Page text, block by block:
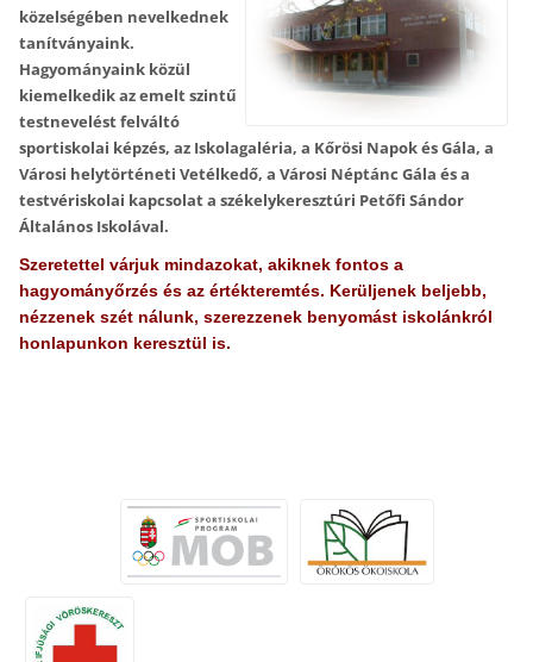
közelségében nevelkednek
tanítványaink.
Hagyományaink közül
kiemelkedik az emelt szintű
testnevelést felváltó
sportiskolai képzés, az Iskolagaléria, a Kőrösi Napok és Gála, a
Városi helytörténeti Vetélkedő, a Városi Néptánc Gála és a
testvériskolai kapcsolat a székelykeresztúri Petőfi Sándor
Általános Iskolával.
Szeretettel várjuk mindazokat, akiknek fontos a
hagyományőrzés és az értékteremtés. Kerüljenek beljebb,
nézzenek szét nálunk, szerezzenek benyomást iskolánkról
honlapunkon keresztül is.